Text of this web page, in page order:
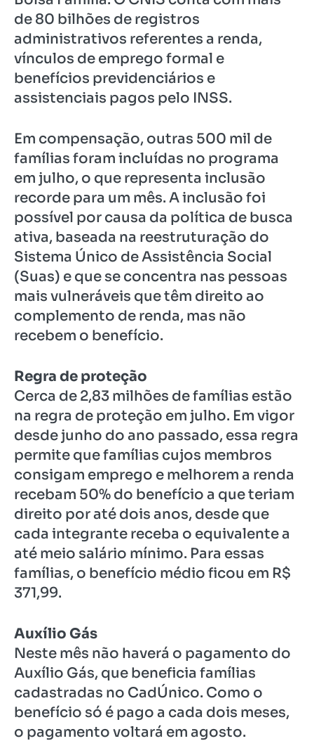
de 80 bilhões de registros
administrativos referentes a renda,
vínculos de emprego formal e
benefícios previdenciários e
assistenciais pagos pelo INSS.
Em compensação, outras 500 mil de
famílias foram incluídas no programa
em julho, o que representa inclusão
recorde para um mês. A inclusão foi
possível por causa da política de busca
ativa, baseada na reestruturação do
Sistema Único de Assistência Social
(Suas) e que se concentra nas pessoas
mais vulneráveis que têm direito ao
complemento de renda, mas não
recebem o benefício.
Regra de proteção
Cerca de 2,83 milhões de famílias estão
na regra de proteção em julho. Em vigor
desde junho do ano passado, essa regra
permite que famílias cujos membros
consigam emprego e melhorem a renda
recebam 50% do benefício a que teriam
direito por até dois anos, desde que
cada integrante receba o equivalente a
até meio salário mínimo. Para essas
famílias, o benefício médio ficou em R$
371,99.
Auxílio Gás
Neste mês não haverá o pagamento do
Auxílio Gás, que beneficia famílias
cadastradas no CadÚnico. Como o
benefício só é pago a cada dois meses,
o pagamento voltará em agosto.